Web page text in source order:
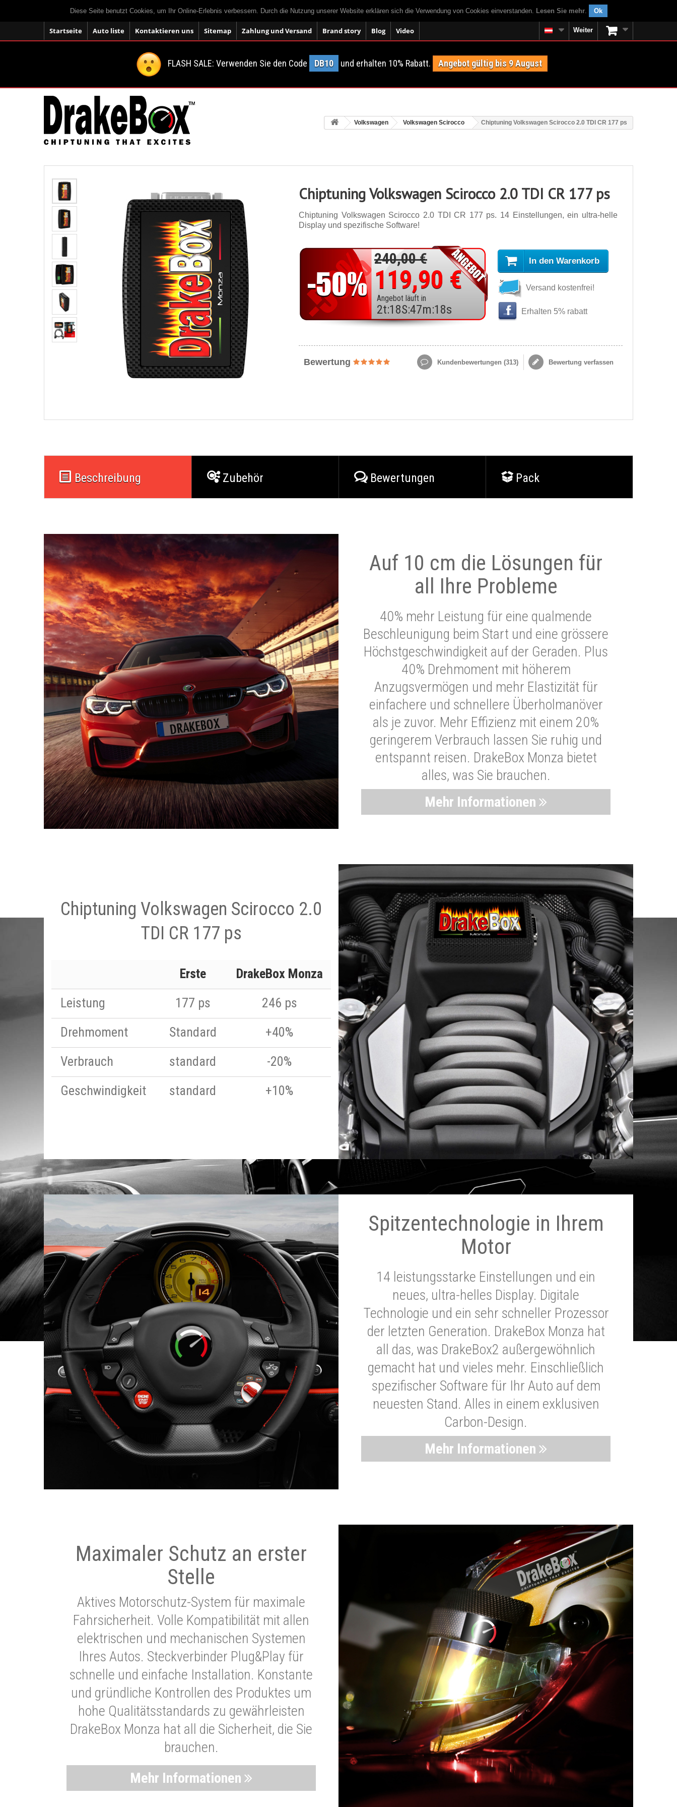
Diese Seite benutzt Cookies, um Ihr Online-Erlebnis verbessern. Durch die Nutzung unserer Website erklären sich die Verwendung von Cookies einverstanden. Lesen Sie mehr. Ok
Startseite Auto liste Kontaktieren uns Sitemap Zahlung und Versand Brand story Blog Video Weiter
FLASH SALE: Verwenden Sie den Code DB10 und erhalten 10% Rabatt. Angebot gültig bis 9 August
Volkswagen Volkswagen Scirocco Chiptuning Volkswagen Scirocco 2.0 TDI CR 177 ps
Chiptuning Volkswagen Scirocco 2.0 TDI CR 177 ps
Chiptuning Volkswagen Scirocco 2.0 TDI CR 177 ps. 14 Einstellungen, ein ultra-helle
Display und spezifische Software!
240,00 €
119,90 €
Angebot läuft in
2t:18S:47m:17s
In den Warenkorb
Versand kostenfrei!
Erhalten 5% rabatt
Bewertung Kundenbewertungen (313) Bewertung verfassen
Beschreibung Zubehör Bewertungen Pack
Auf 10 cm die Lösungen für
all Ihre Probleme
40% mehr Leistung für eine qualmende
Beschleunigung beim Start und eine grössere
Höchstgeschwindigkeit auf der Geraden. Plus
40% Drehmoment mit höherem
Anzugsvermögen und mehr Elastizität für
einfachere und schnellere Überholmanöver
als je zuvor. Mehr Effizienz mit einem 20%
geringerem Verbrauch lassen Sie ruhig und
entspannt reisen. DrakeBox Monza bietet
alles, was Sie brauchen.
Mehr Informationen
Chiptuning Volkswagen Scirocco 2.0
TDI CR 177 ps
Erste
DrakeBox Monza
Leistung
177 ps
246 ps
Drehmoment
Standard
+40%
Verbrauch
standard
-20%
Geschwindigkeit
standard +10%
Spitzentechnologie in Ihrem
Motor
14 leistungsstarke Einstellungen und ein
neues, ultra-helles Display. Digitale
Technologie und ein sehr schneller Prozessor
der letzten Generation. DrakeBox Monza hat
all das, was DrakeBox2 außergewöhnlich
gemacht hat und vieles mehr. Einschließlich
spezifischer Software für Ihr Auto auf dem
neuesten Stand. Alles in einem exklusiven
Carbon-Design.
Mehr Informationen
Maximaler Schutz an erster
Stelle
Aktives Motorschutz-System für maximale
Fahrsicherheit. Volle Kompatibilität mit allen
elektrischen und mechanischen Systemen
Ihres Autos. Steckverbinder Plug&Play für
schnelle und einfache Installation. Konstante
und gründliche Kontrollen des Produktes um
hohe Qualitätsstandards zu gewährleisten
DrakeBox Monza hat all die Sicherheit, die Sie
brauchen.
Mehr Informationen